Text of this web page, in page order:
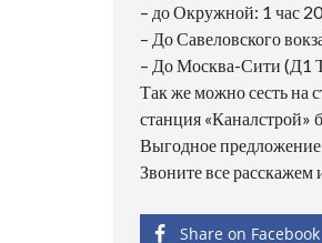
– до Окружной: 1 час
– До Савеловского
– До Москва-Сити (Д1
Так же можно сесть на
станция «Каналстрой»
Выгодное
Звоните все
Share on Facebook